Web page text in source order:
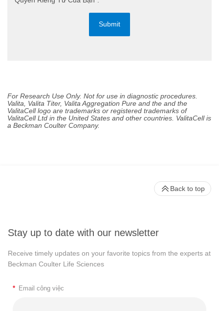
Submit
For Research Use Only. Not for use in diagnostic procedures.
Valita, Valita Titer, Valita Aggregation Pure and the and the
ValitaCell logo are trademarks or registered trademarks of
ValitaCell Ltd in the United States and other countries. ValitaCell is
a Beckman Coulter Company.
Stay up to date with our newsletter
Receive timely updates on your favorite topics from the experts at
Beckman Coulter Life Sciences
* Email công việc
Back to top